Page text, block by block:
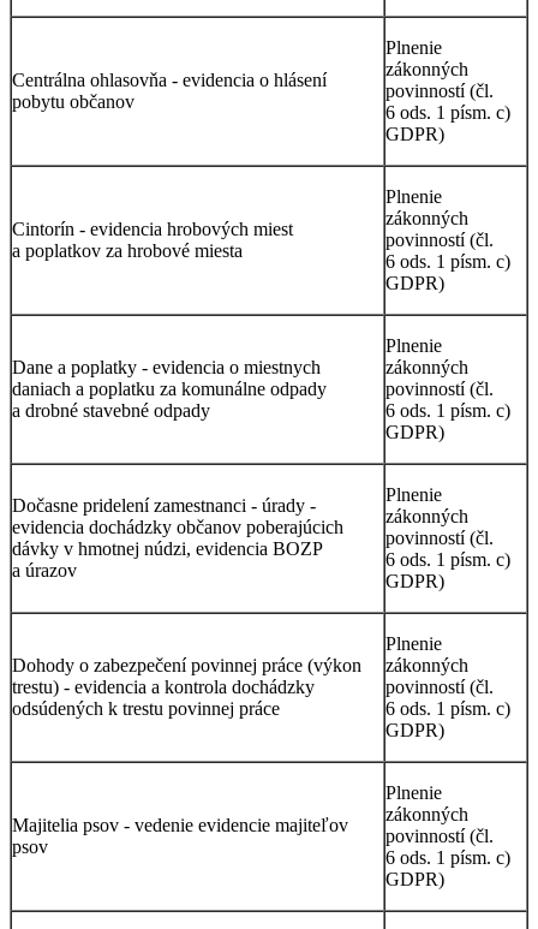
Centrálna ohlasovňa - evidencia o hlásení
pobytu občanov
Plnenie
zákonných
povinností (čl.
6 ods. 1 písm. c)
GDPR)
Cintorín - evidencia hrobových miest
a poplatkov za hrobové miesta
Plnenie
zákonných
povinností (čl.
6 ods. 1 písm. c)
GDPR)
Dane a poplatky - evidencia o miestnych
daniach a poplatku za komunálne odpady
a drobné stavebné odpady
Plnenie
zákonných
povinností (čl.
6 ods. 1 písm. c)
GDPR)
Dočasne pridelení zamestnanci - úrady -
evidencia dochádzky občanov poberajúcich
dávky v hmotnej núdzi, evidencia BOZP
a úrazov
Plnenie
zákonných
povinností (čl.
6 ods. 1 písm. c)
GDPR)
Dohody o zabezpečení povinnej práce (výkon
trestu) - evidencia a kontrola dochádzky
odsúdených k trestu povinnej práce
Plnenie
zákonných
povinností (čl.
6 ods. 1 písm. c)
GDPR)
Majitelia psov - vedenie evidencie majiteľov
psov
Plnenie
zákonných
povinností (čl.
6 ods. 1 písm. c)
GDPR)